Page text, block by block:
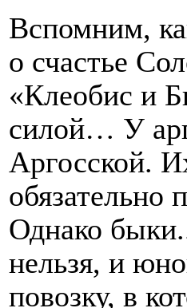
Вспомним,
о счастье
«Клеобис и
силой… У
Аргосской.
обязательно
Однако
нельзя, и
повозку, в